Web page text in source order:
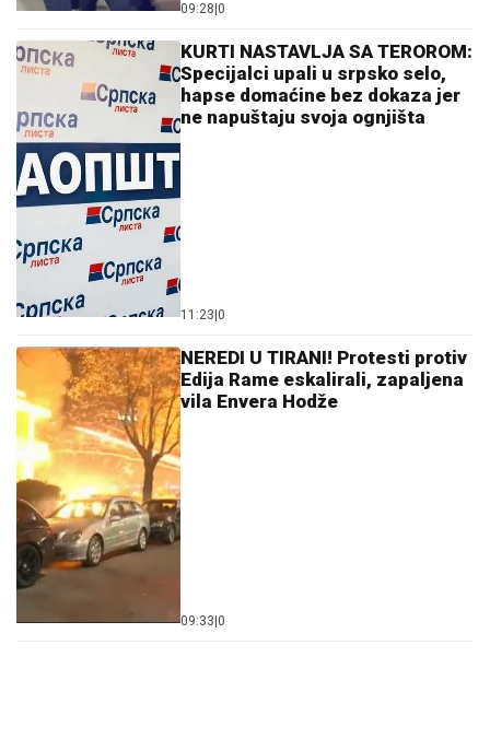
09:28 0
KURTI NASTAVLJA SA TEROROM:
Specijalci upali u srpsko selo,
hapse domaćine bez dokaza jer
ne napuštaju svoja ognjišta
11:23 0
NEREDI U TIRANI! Protesti protiv
Edija Rame eskalirali, zapaljena
vila Envera Hodže
09:33 0